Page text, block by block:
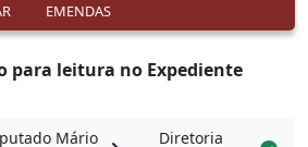
EMENDAS
para leitura no Expediente
Mário
Diretoria